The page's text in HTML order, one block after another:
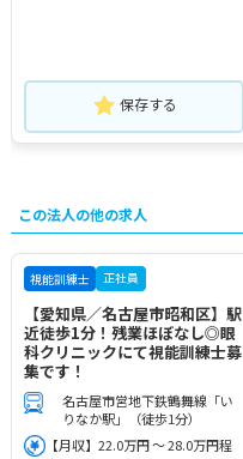
保存する
この法人の他の求人
視能訓練士 正社員
【愛知県／名古屋市昭和区】駅
近徒歩1分！残業ほぼなし◎眼
科クリニックにて視能訓練士募
集です！
名古屋市営地下鉄鶴舞線「い
りなか駅」（徒歩1分）
【月収】22.0万円 ～ 28.0万円程